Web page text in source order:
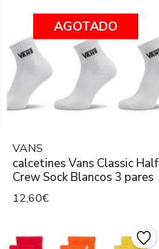
AGOTADO
VANS
calcetines Vans Classic Half
Crew Sock Blancos 3 pares
12,60€